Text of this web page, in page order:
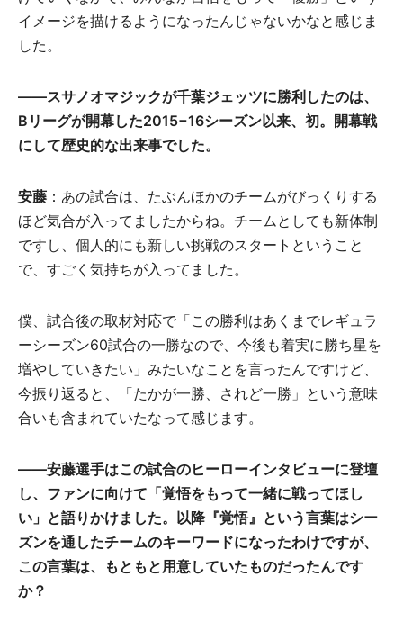
イメージを描けるようになったんじゃないかなと感じま
した。
――スサノオマジックが千葉ジェッツに勝利したのは、
Bリーグが開幕した2015−16シーズン以来、初。開幕戦
にして歴史的な出来事でした。
安藤 ：あの試合は、たぶんほかのチームがびっくりする
ほど気合が入ってましたからね。チームとしても新体制
ですし、個人的にも新しい挑戦のスタートということ
で、すごく気持ちが入ってました。
僕、試合後の取材対応で「この勝利はあくまでレギュラ
ーシーズン60試合の一勝なので、今後も着実に勝ち星を
増やしていきたい」みたいなことを言ったんですけど、
今振り返ると、「たかが一勝、されど一勝」という意味
合いも含まれていたなって感じます。
――安藤選手はこの試合のヒーローインタビューに登壇
し、ファンに向けて「覚悟をもって一緒に戦ってほし
い」と語りかけました。以降『覚悟』という言葉はシー
ズンを通したチームのキーワードになったわけですが、
この言葉は、もともと用意していたものだったんです
か？